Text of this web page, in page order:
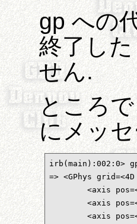
gp への
終了し
せん.
ところ
にメッ
irb(main):002:0>
=> <GPhys
<axis
<axis
<axis